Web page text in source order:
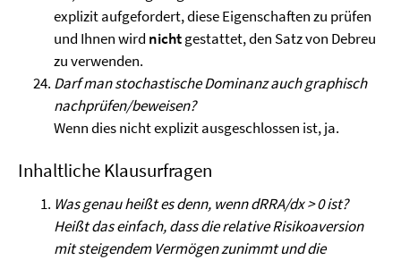
explizit aufgefordert, diese Eigenschaften zu prüfen
und Ihnen wird nichtgestattet, den Satz von Debreu
zu verwenden.
Darf man stochastische Dominanz auch graphisch
nachprüfen/beweisen?
Wenn dies nicht explizit ausgeschlossen ist, ja.
Inhaltliche Klausurfragen
Was genau heißt es denn, wenn dRRA/dx > 0 ist?
Heißt das einfach, dass die relative Risikoaversion
mit steigendem Vermögen zunimmt und die